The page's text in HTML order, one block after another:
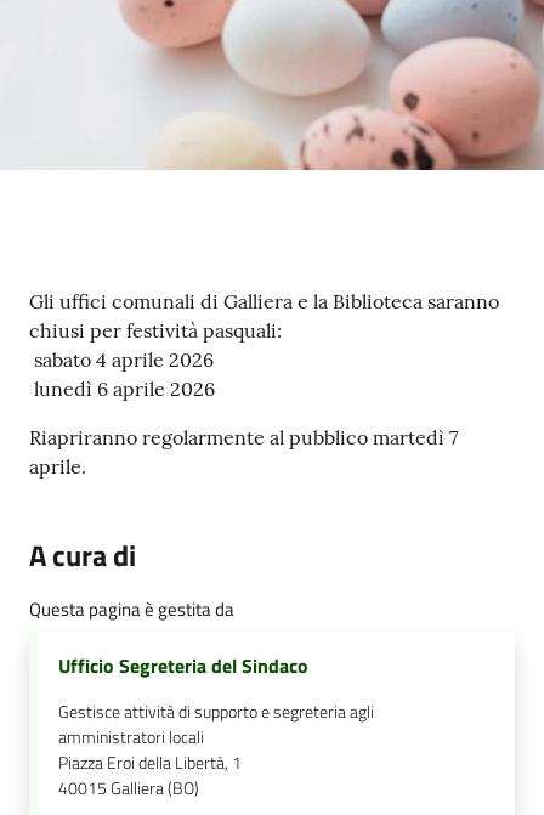
Contenuto
Gli uffici comunali di Galliera e la Biblioteca saranno
chiusi per festività pasquali:
sabato 4 aprile 2026
lunedì 6 aprile 2026
Riapriranno regolarmente al pubblico martedì 7
aprile.
A cura di
Questa pagina è gestita da
Ufficio Segreteria del Sindaco
Gestisce attività di supporto e segreteria agli
amministratori locali
Piazza Eroi della Libertà, 1
40015Galliera (BO)